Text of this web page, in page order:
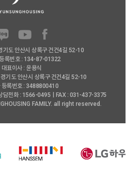
기도 안산시 상록구 건건4길 52-10
록번호 : 134-87-01322
대표이사 : 윤용식
기도 안산시 상록구 건건4길 52-10
등록번호 : 3488800410
담전화 : 1566-0495
FAX : 031-437-3375
FAMILY. all right reserved.